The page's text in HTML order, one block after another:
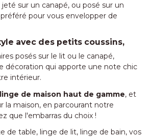
sur un canapé, ou posé sur un
pour vous envelopper de
avec des petits coussins,
posés sur le lit ou le canapé,
décoration qui apporte une note chic
intérieur.
linge de maison haut de gamme, et
la maison, en parcourant notre
que l'embarras du choix !
de table, linge de lit, linge de bain, vos